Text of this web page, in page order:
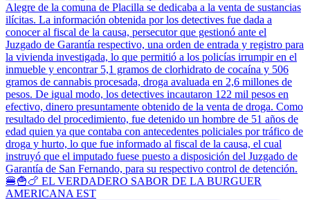
🍔🍟🍗 EL VERDADERO SABOR DE LA BURGUER
AMERICANA EST